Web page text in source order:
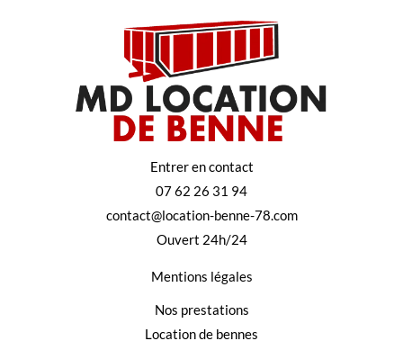
Entrer en contact
07 62 26 31 94
contact@location-benne-78.com
Ouvert 24h/24
Mentions légales
Nos prestations
Location de bennes